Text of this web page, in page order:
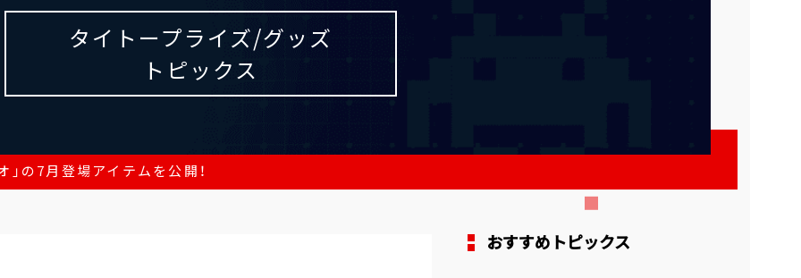
タイトープライズ/グッズ
トピックス
」の7月登場アイテムを公開！
おすすめトピックス